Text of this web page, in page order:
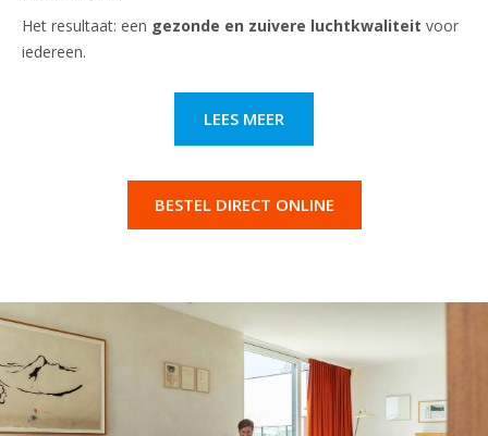
Het resultaat: een gezonde en zuivere luchtkwaliteit voor
iedereen.
LEES MEER
BESTEL DIRECT ONLINE